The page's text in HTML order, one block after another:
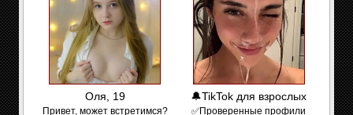
Оля, 19
Привет, может встретимся?
🔔TikTok для взрослых
✅Проверенные профили